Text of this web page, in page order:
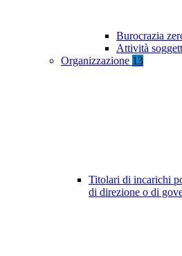
Burocrazia
Attività
Organizzazione 13
Titolari di incarichi
di direzione o di